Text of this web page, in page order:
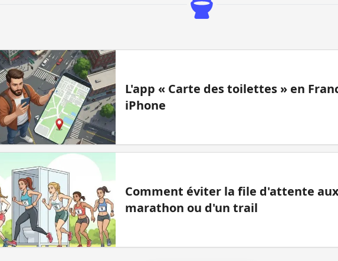
L'app « Carte des toilettes » en
iPhone
Comment éviter la file d'attente
marathon ou d'un trail